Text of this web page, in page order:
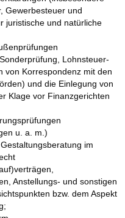
Gewerbesteuer und
juristische und natürliche
Lohnsteuer-
von Korrespondenz mit den
und die Einlegung von
Klage vor Finanzgerichten
u. a. m.)
im
Anstellungs- und sonstigen
bzw. dem Aspekt